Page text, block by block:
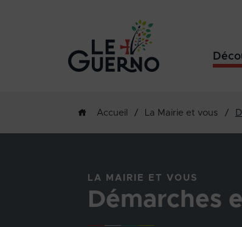
Accueil / La Mairie et vous /
LA MAIRIE ET VOUS
Démarches